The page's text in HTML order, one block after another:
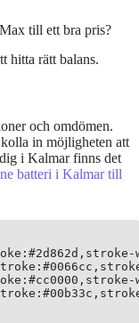
till ett bra pris?
hitta rätt balans.
och omdömen.
in möjligheten att
i Kalmar finns det
batteri i Kalmar till